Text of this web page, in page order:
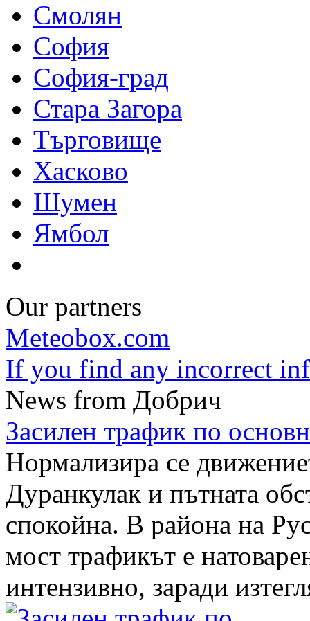
Смолян
София
София-град
Стара Загора
Търговище
Хасково
Шумен
Ямбол
Our partners
Meteobox.com
If you find any incorrect
News from Добрич
Засилен трафик по
Нормализира се
Дуранкулак и пътната
спокойна. В района на
мост трафикът е
интензивно, заради